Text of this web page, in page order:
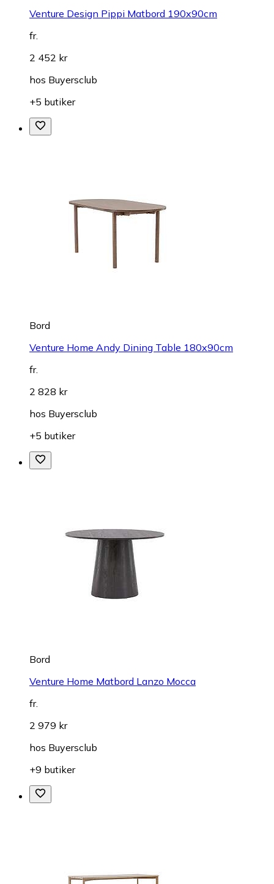
Venture Design Pippi Matbord 190x90cm
fr.
2 452 kr
hos Buyersclub
+5 butiker
Bord
Venture Home Andy Dining Table 180x90cm
fr.
2 828 kr
hos Buyersclub
+5 butiker
Bord
Venture Home Matbord Lanzo Mocca
fr.
2 979 kr
hos Buyersclub
+9 butiker